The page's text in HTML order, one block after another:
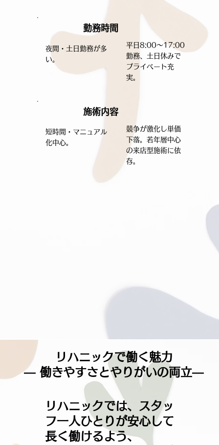
夜間・土日勤務が多
い。
平日8:00〜17:00
勤務、土日休みで
プライベート充
実。
勤務時間
短時間・マニュアル
化中心。
競争が激化し単価
下落。若年層中心
の来店型施術に依
存。
施術内容
リハニックで働く魅力
― 働きやすさとやりがいの両立―
リハニックでは、スタッ
フ一人ひとりが安心して
長く働けるよう、